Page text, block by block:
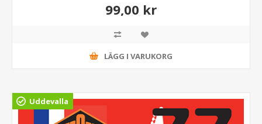
99,00 kr
LÄGG I VARUKORG
Uddevalla